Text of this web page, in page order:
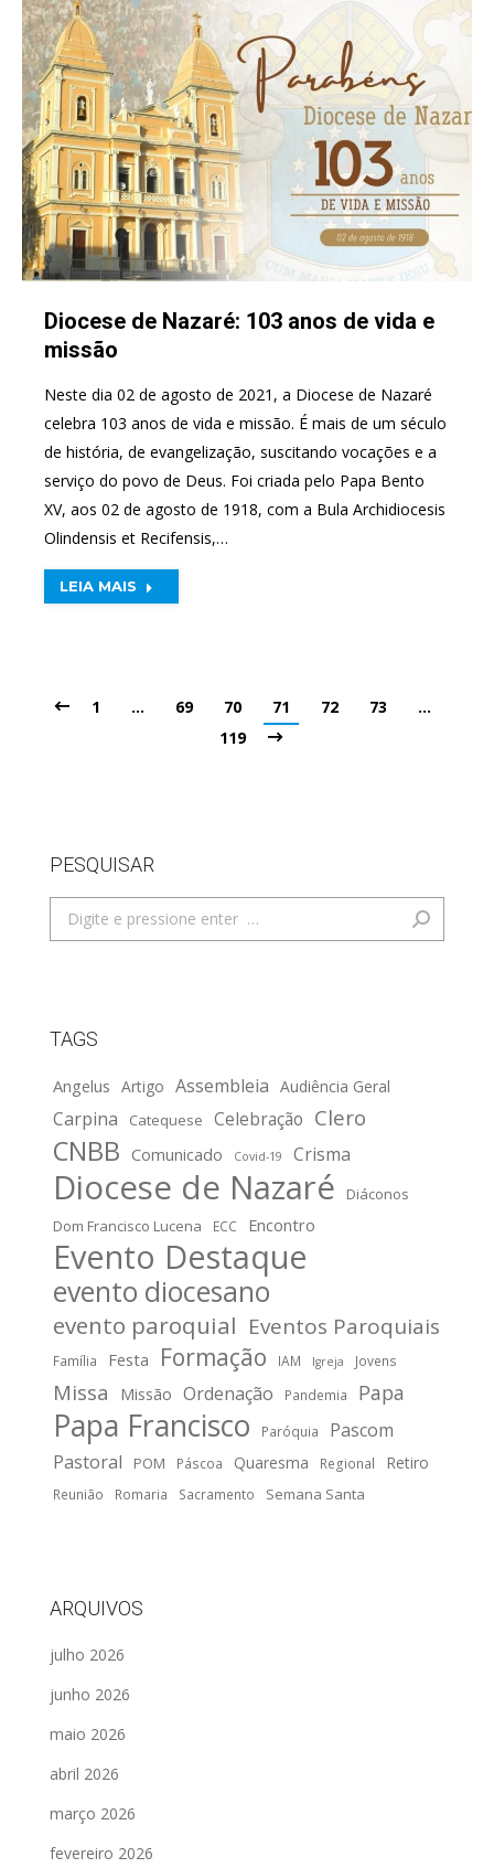
Diocese de Nazaré: 103 anos de vida e
missão
Neste dia 02 de agosto de 2021, a Diocese de Nazaré
celebra 103 anos de vida e missão. É mais de um século
de história, de evangelização, suscitando vocações e a
serviço do povo de Deus. Foi criada pelo Papa Bento
XV, aos 02 de agosto de 1918, com a Bula Archidiocesis
Olindensis et Recifensis,…
LEIA MAIS
1 … 69 70 71 72 73
…
119
PESQUISAR
Search:
TAGS
Angelus Artigo Assembleia Audiência Geral
Carpina Catequese Celebração Clero
CNBB Comunicado Covid-19 Crisma
Diocese de Nazaré
Diáconos
Dom Francisco Lucena
ECC Encontro
Evento Destaque
evento diocesano
evento paroquial Eventos Paroquiais
Família Festa Formação IAM Igreja Jovens
Missa Missão Ordenação Pandemia Papa
Papa Francisco Paróquia
Pascom
Pastoral
POM Páscoa Quaresma Regional Retiro
Reunião Romaria Sacramento Semana Santa
ARQUIVOS
julho 2026
junho 2026
maio 2026
abril 2026
março 2026
fevereiro 2026